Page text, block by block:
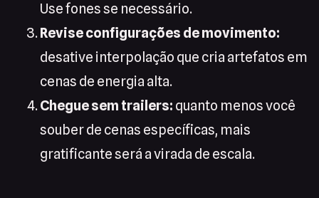
Use fones se necessário.
Revise configurações de movimento:
desative interpolação que cria artefatos em
cenas de energia alta.
Chegue sem trailers: quanto menos você
souber de cenas específicas, mais
gratificante será a virada de escala.